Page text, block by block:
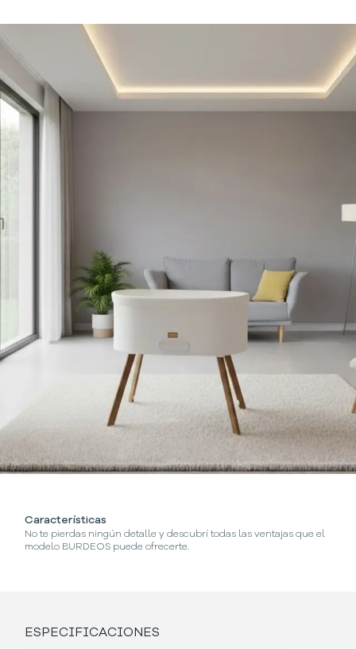
Características
No te pierdas ningún detalle y descubrí todas las ventajas que el
modelo BURDEOS puede ofrecerte.
ESPECIFICACIONES